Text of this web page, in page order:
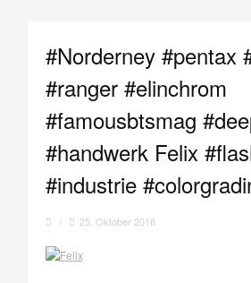
#Norderney #pentax
#ranger #elinchrom
#famousbtsmag
#handwerk Felix
#industrie
/ 25. Oktober 2016